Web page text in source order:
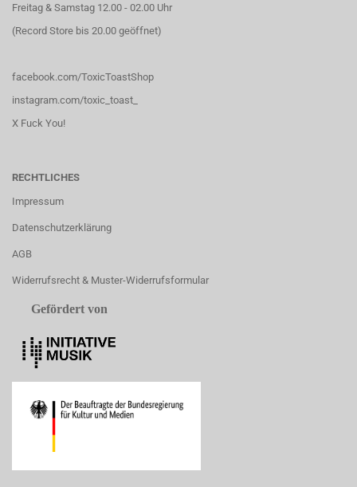
Freitag & Samstag 12.00 - 02.00 Uhr
(Record Store bis 20.00 geöffnet)
facebook.com/ToxicToastShop
instagram.com/toxic_toast_
X Fuck You!
RECHTLICHES
Impressum
Datenschutzerklärung
AGB
Widerrufsrecht & Muster-Widerrufsformular
Gefördert von